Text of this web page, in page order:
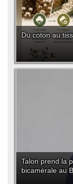
Du coton au
Talon prend la
bicamérale au